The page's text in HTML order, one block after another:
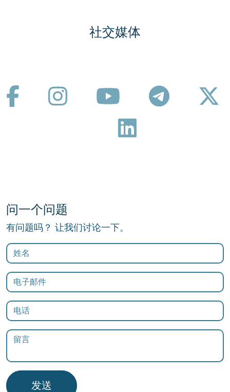
社交媒体
问一个问题
有问题吗？ 让我们讨论一下。
发送